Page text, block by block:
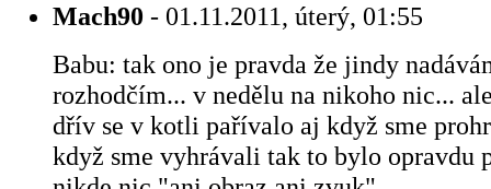
Mach90 - 01.11.2011, úterý, 01:55
Babu: tak ono je pravda že jindy
rozhodčím... v nedělu na nikoho nic...
dřív se v kotli pařívalo aj když sme
když sme vyhrávali tak to bylo opravdu